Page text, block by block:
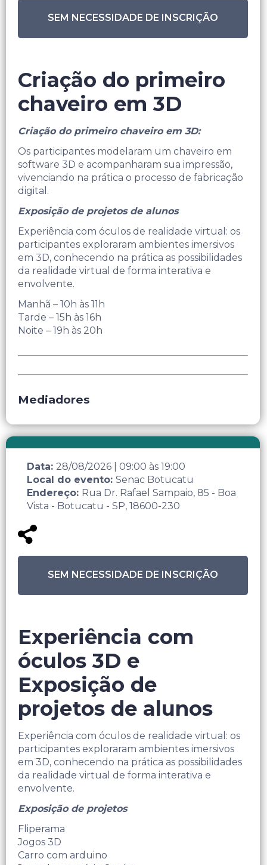
SEM NECESSIDADE DE INSCRIÇÃO
Criação do primeiro
chaveiro em 3D
Criação do primeiro chaveiro em 3D:
Os participantes modelaram um chaveiro em
software 3D e acompanharam sua impressão,
vivenciando na prática o processo de fabricação
digital.
Exposição de projetos de alunos
Experiência com óculos de realidade virtual: os
participantes exploraram ambientes imersivos
em 3D, conhecendo na prática as possibilidades
da realidade virtual de forma interativa e
envolvente.
Manhã – 10h às 11h
Tarde – 15h às 16h
Noite – 19h às 20h
Mediadores
Data: 28/08/2026 09:00 às 19:00
Local do evento: Senac Botucatu
Endereço: Rua Dr. Rafael Sampaio, 85 - Boa
Vista - Botucatu - SP, 18600-230
SEM NECESSIDADE DE INSCRIÇÃO
Experiência com
óculos 3D e
Exposição de
projetos de alunos
Experiência com óculos de realidade virtual: os
participantes exploraram ambientes imersivos
em 3D, conhecendo na prática as possibilidades
da realidade virtual de forma interativa e
envolvente.
Exposição de projetos
Fliperama
Jogos 3D
Carro com arduino